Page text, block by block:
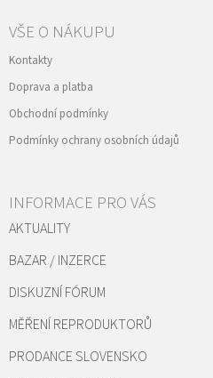
VŠE O NÁKUPU
Kontakty
Doprava a platba
Obchodní podmínky
Podmínky ochrany osobních údajů
INFORMACE PRO VÁS
AKTUALITY
BAZAR / INZERCE
DISKUZNÍ FÓRUM
MĚŘENÍ REPRODUKTORŮ
PRODANCE SLOVENSKO